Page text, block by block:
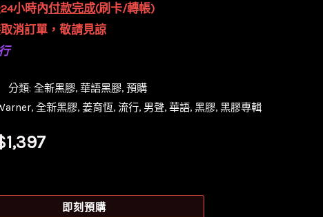
小時內付款完成(刷卡/轉帳)
消訂單，敬請見諒
分類:全新黑膠,華語黑膠,預購
,全新黑膠,姜育恆,流行, 男聲,華語,黑膠,黑膠專輯
1,397目
價即刻預購